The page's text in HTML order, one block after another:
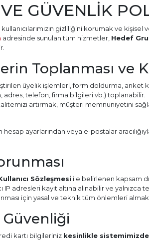
GÜVENLİK
kullanıcılarımızın gizliliğini korumak ve
adresinde sunulan tüm hizmetler, Hedef
Toplanması ve
üyelik işlemleri, form doldurma, anket
adres, telefon, firma bilgileri vb.) toplanabilir.
artırmak, müşteri memnuniyetini
hesap ayarlarından veya e-postalar
Sözleşmesi ile belirlenen kapsam
adresleri kayıt altına alınabilir ve yalnızca
için yasal ve teknik tüm önlemleri
Güvenliği
kartı bilgileriniz kesinlikle